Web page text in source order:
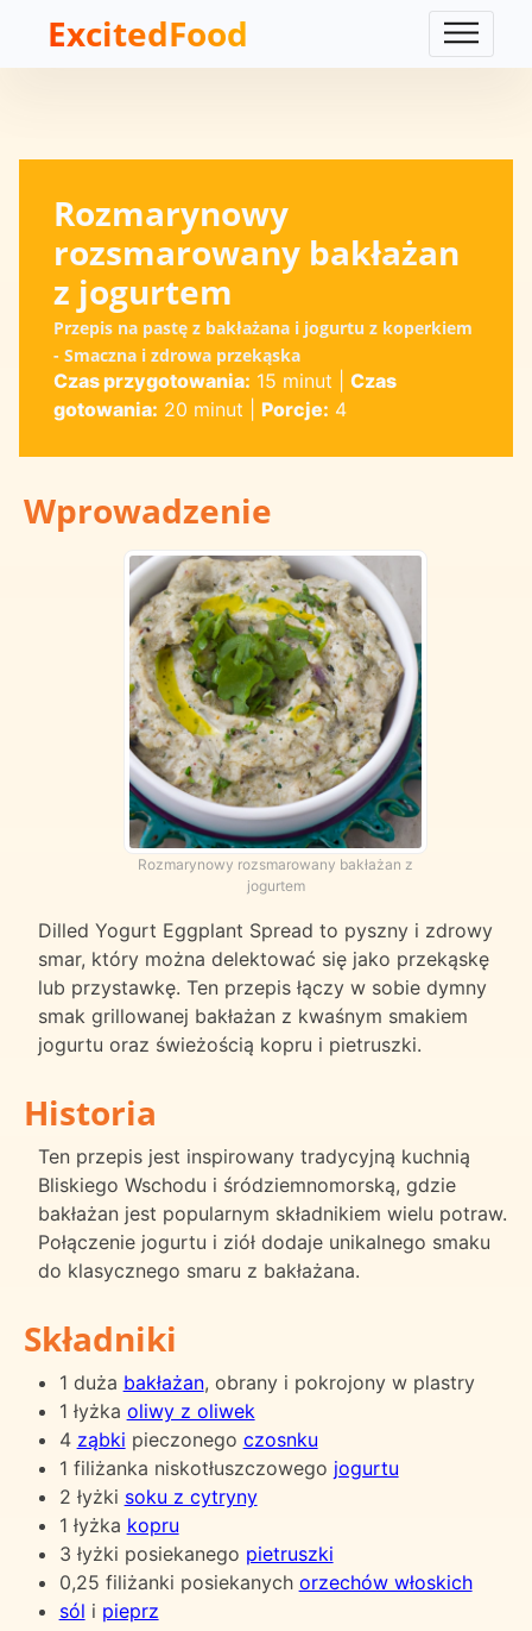
ExcitedFood
Rozmarynowy
rozsmarowany bakłażan
z jogurtem
Przepis na pastę z bakłażana i jogurtu z koperkiem
- Smaczna i zdrowa przekąska
Czas przygotowania: 15 minut
Czas
gotowania: 20 minut Porcje: 4
Wprowadzenie
Rozmarynowy rozsmarowany bakłażan z
jogurtem
Dilled Yogurt Eggplant Spread to pyszny i zdrowy
smar, który można delektować się jako przekąskę
lub przystawkę. Ten przepis łączy w sobie dymny
smak grillowanej bakłażan z kwaśnym smakiem
jogurtu oraz świeżością kopru i pietruszki.
Historia
Ten przepis jest inspirowany tradycyjną kuchnią
Bliskiego Wschodu i śródziemnomorską, gdzie
bakłażan jest popularnym składnikiem wielu potraw.
Połączenie jogurtu i ziół dodaje unikalnego smaku
do klasycznego smaru z bakłażana.
Składniki
1 duża bakłażan, obrany i pokrojony w plastry
1 łyżka oliwy z oliwek
4 ząbki pieczonego czosnku
1 filiżanka niskotłuszczowego jogurtu
2 łyżki soku z cytryny
1 łyżka kopru
3 łyżki posiekanego pietruszki
0,25 filiżanki posiekanych orzechów włoskich
sól i pieprz